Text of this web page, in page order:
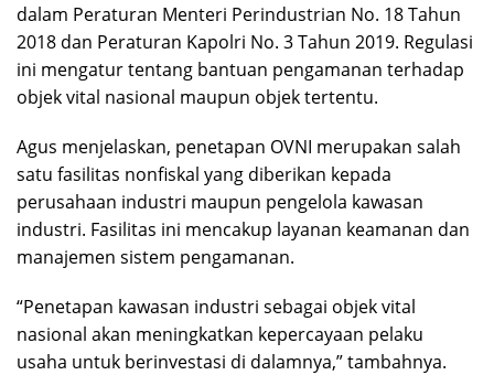
dalam Peraturan Menteri Perindustrian No. 18 Tahun
2018 dan Peraturan Kapolri No. 3 Tahun 2019. Regulasi
ini mengatur tentang bantuan pengamanan terhadap
objek vital nasional maupun objek tertentu.
Agus menjelaskan, penetapan OVNI merupakan salah
satu fasilitas nonfiskal yang diberikan kepada
perusahaan industri maupun pengelola kawasan
industri. Fasilitas ini mencakup layanan keamanan dan
manajemen sistem pengamanan.
“Penetapan kawasan industri sebagai objek vital
nasional akan meningkatkan kepercayaan pelaku
usaha untuk berinvestasi di dalamnya,” tambahnya.